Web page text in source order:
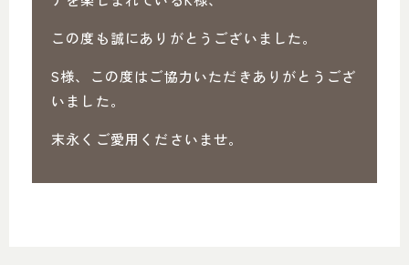
この度も誠にありがとうございました。
S様、この度はご協力いただきありがとうござ
いました。
末永くご愛用くださいませ。